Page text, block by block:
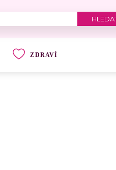
ZDRAVÍ